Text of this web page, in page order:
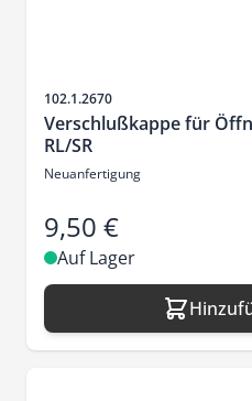
Artikelnr.
102.1.2670
Verschlußkappe für
RL/SR
Neuanfertigung
9,50 €
Auf Lager